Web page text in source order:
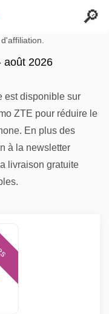
août 2026
est disponible sur
ZTE pour réduire le
En plus des
à la newsletter
livraison gratuite